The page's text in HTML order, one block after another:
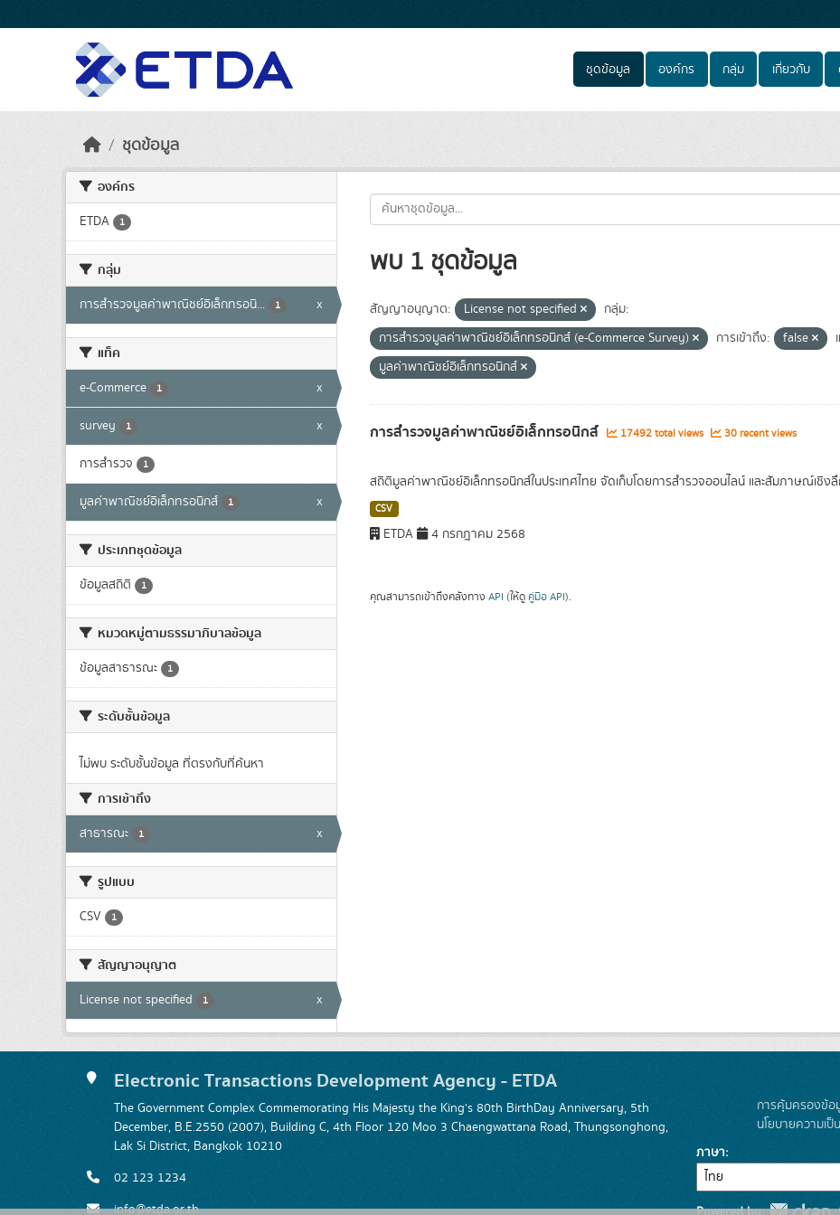
ชุดข้อมูล องค์กร กลุ่ม เกี่ยวกับ
ชุดข้อมูล
องค์กร
ETDA 1
กลุ่ม
การสำรวจมูลค่าพาณิชย์อิเล็กทรอนิ... 1 x
แท็ค
e-Commerce 1 x
survey 1 x
การสำรวจ 1
มูลค่าพาณิชย์อิเล็กทรอนิกส์ 1 x
ประเภทชุดข้อมูล
ข้อมูลสถิติ 1
หมวดหมู่ตามธรรมาภิบาลข้อมูล
ข้อมูลสาธารณะ 1
ระดับชั้นข้อมูล
ไม่พบ ระดับชั้นข้อมูล ที่ตรงกับที่ค้นหา
การเข้าถึง
สาธารณะ 1 x
รูปแบบ
CSV 1
สัญญาอนุญาต
License not specified 1 x
พบ 1 ชุดข้อมูล
สัญญาอนุญาต: License not specified
กลุ่ม:
การสำรวจมูลค่าพาณิชย์อิเล็กทรอนิกส์ (e-Commerce Survey)
การเข้าถึง: false
มูลค่าพาณิชย์อิเล็กทรอนิกส์
การสำรวจมูลค่าพาณิชย์อิเล็กทรอนิกส์ 17492 total views 30 recent views
สถิติมูลค่าพาณิชย์อิเล็กทรอนิกส์ในประเทศไทย จัดเก็บโดยการสำรวจออนไลน์ และสัมภาษณ์เชิ
CSV
ETDA 4 กรกฎาคม 2568
คุณสามารถเข้าถึงคลังทาง API (ให้ดู คู่มือ API).
Electronic Transactions Development Agency - ETDA
The Government Complex Commemorating His Majesty the King's 80th BirthDay Anniversary, 5th
December, B.E.2550 (2007), Building C, 4th Floor 120 Moo 3 Chaengwattana Road, Thungsonghong,
Lak Si District, Bangkok 10210
02 123 1234
info@etda.or.th
การคุ้มครองข้อ
นโยบายความเ
ภาษา